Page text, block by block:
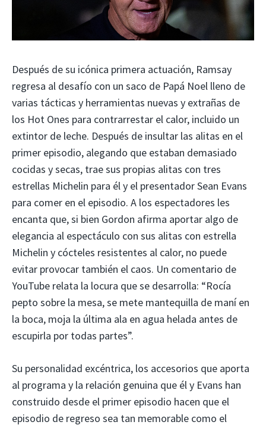
Después de su icónica primera actuación, Ramsay
regresa al desafío con un saco de Papá Noel lleno de
varias tácticas y herramientas nuevas y extrañas de
los Hot Ones para contrarrestar el calor, incluido un
extintor de leche. Después de insultar las alitas en el
primer episodio, alegando que estaban demasiado
cocidas y secas, trae sus propias alitas con tres
estrellas Michelin para él y el presentador Sean Evans
para comer en el episodio. A los espectadores les
encanta que, si bien Gordon afirma aportar algo de
elegancia al espectáculo con sus alitas con estrella
Michelin y cócteles resistentes al calor, no puede
evitar provocar también el caos. Un comentario de
YouTube relata la locura que se desarrolla: “Rocía
pepto sobre la mesa, se mete mantequilla de maní en
la boca, moja la última ala en agua helada antes de
escupirla por todas partes”.
Su personalidad excéntrica, los accesorios que aporta
al programa y la relación genuina que él y Evans han
construido desde el primer episodio hacen que el
episodio de regreso sea tan memorable como el